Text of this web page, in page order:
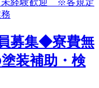
募集◆寮費無
装補助・検